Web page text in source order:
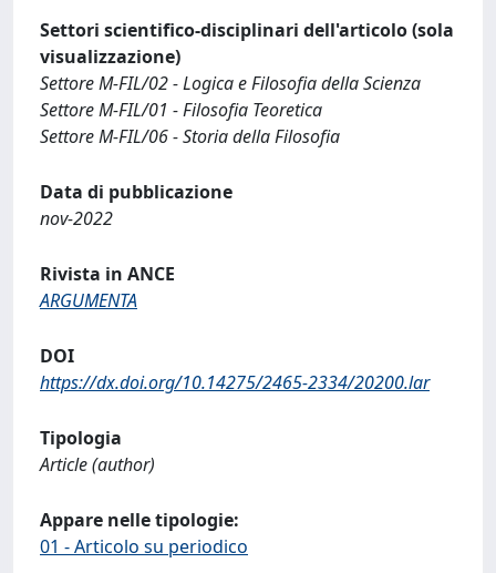
Settori scientifico-disciplinari dell'articolo (sola
visualizzazione)
Settore M-FIL/02 - Logica e Filosofia della Scienza
Settore M-FIL/01 - Filosofia Teoretica
Settore M-FIL/06 - Storia della Filosofia
Data di pubblicazione
nov-2022
Rivista in ANCE
ARGUMENTA
DOI
https://dx.doi.org/10.14275/2465-2334/20200.lar
Tipologia
Article (author)
Appare nelle tipologie:
01 - Articolo su periodico